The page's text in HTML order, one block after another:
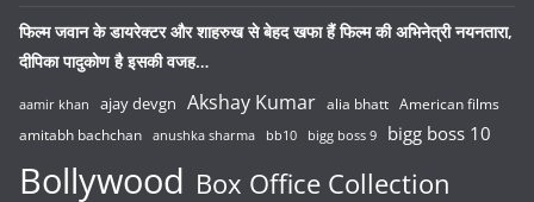
फिल्म जवान के डायरेक्टर और शाहरुख से बेहद खफा हैं फिल्म की अभिनेत्री नयनतारा,
दीपिका पादुकोण है इसकी वजह…
aamir khan ajay devgn Akshay Kumar alia bhatt American films
amitabh bachchan anushka sharma bb10 bigg boss 9 bigg boss 10
Bollywood Box Office Collection